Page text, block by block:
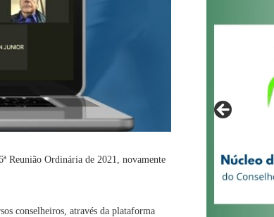
Reunião Ordinária de 2021, novamente
conselheiros, através da plataforma